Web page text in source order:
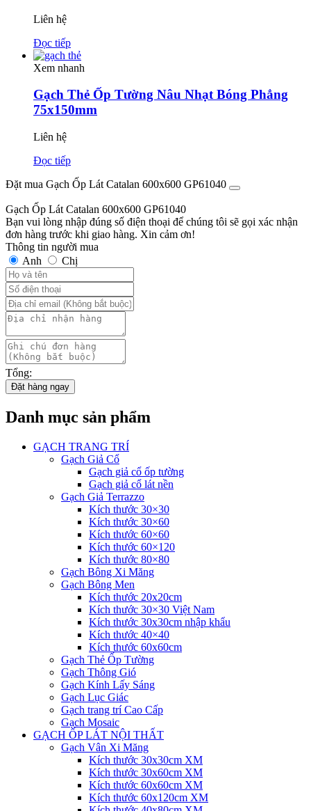
Liên hệ
Đọc tiếp
Xem nhanh
Gạch Thẻ Ốp Tường Nâu Nhạt Bóng Phẳng
75x150mm
Liên hệ
Đọc tiếp
Đặt mua Gạch Ốp Lát Catalan 600x600 GP61040
Gạch Ốp Lát Catalan 600x600 GP61040
Bạn vui lòng nhập đúng số điện thoại để chúng tôi sẽ gọi xác nhận
đơn hàng trước khi giao hàng. Xin cảm ơn!
Thông tin người mua
Anh
Chị
Tổng:
Đặt hàng ngay
Danh mục sản phẩm
GẠCH TRANG TRÍ
Gạch Giả Cổ
Gạch giả cổ ốp tường
Gạch giả cổ lát nền
Gạch Giả Terrazzo
Kích thước 30×30
Kích thước 30×60
Kích thước 60×60
Kích thước 60×120
Kích thước 80×80
Gạch Bông Xi Măng
Gạch Bông Men
Kích thước 20x20cm
Kích thước 30×30 Việt Nam
Kích thước 30x30cm nhập khẩu
Kích thước 40×40
Kích thước 60x60cm
Gạch Thẻ Ốp Tường
Gạch Thông Gió
Gạch Kính Lấy Sáng
Gạch Lục Giác
Gạch trang trí Cao Cấp
Gạch Mosaic
GẠCH ỐP LÁT NỘI THẤT
Gạch Vân Xi Măng
Kích thước 30x30cm XM
Kích thước 30x60cm XM
Kích thước 60x60cm XM
Kích thước 60x120cm XM